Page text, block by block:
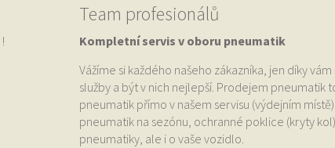
!
Team profesionálů
Kompletní servis v oboru pneumatik
Vážíme si každého našeho zákazníka, jen díky
služby a být v nich nejlepší. Prodejem pneumatik
pneumatik přímo v našem servisu (výdejním
pneumatik na sezónu, ochranné poklice (kryty
pneumatiky, ale i o vaše vozidlo.